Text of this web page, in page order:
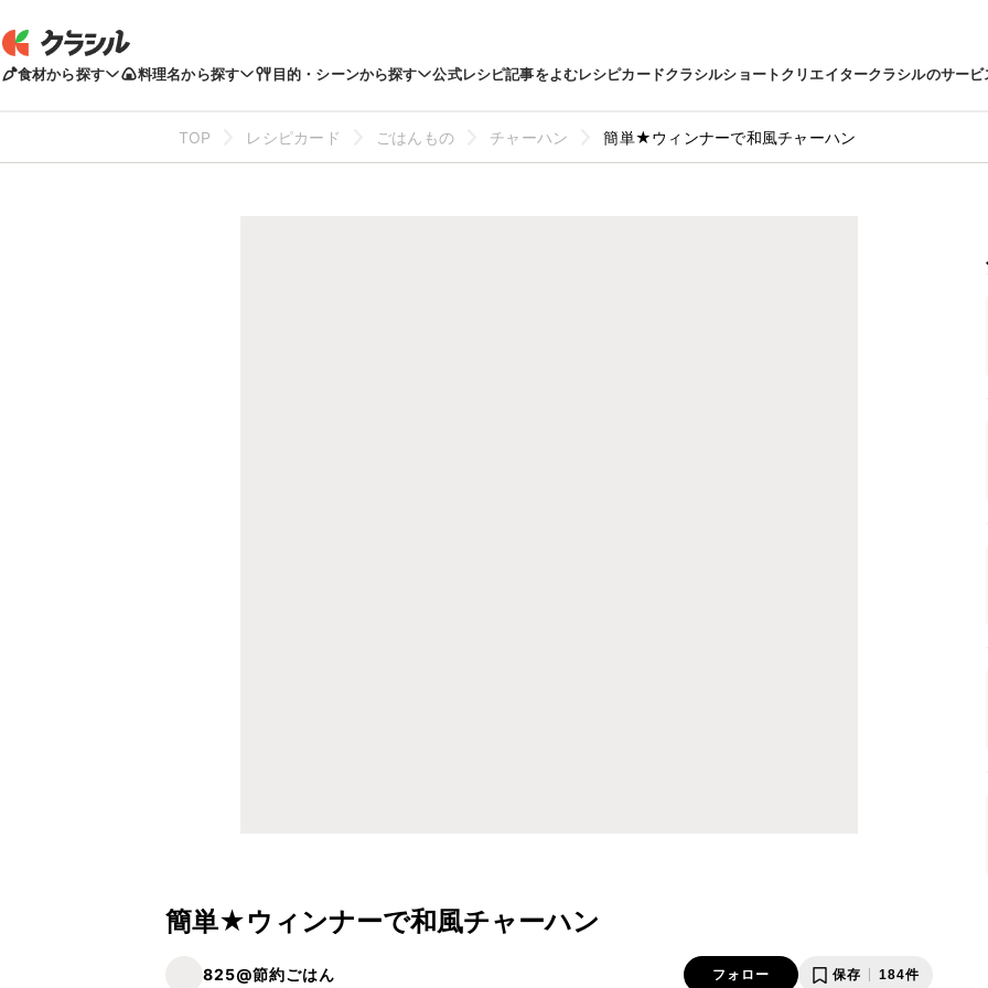
食材から探す 料理名から探す 目的・シーンから探す 公式レシピ記事をよむレシピカードクラシルショートクリエイタークラシルのサービ
TOP レシピカード ごはんもの チャーハン 簡単★ウィンナーで和風チャーハン
簡単★ウィンナーで和風チャーハン
825@節約ごはん フォロー 保存 184件